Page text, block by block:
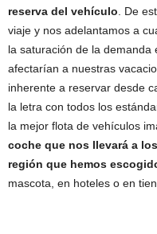
reserva del vehículo . De
viaje y nos adelantamos a
la saturación de la demanda
afectarían a nuestras
inherente a reservar desde
la letra con todos los
la mejor flota de vehículos
coche que nos llevará a
región que hemos
mascota, en hoteles o en